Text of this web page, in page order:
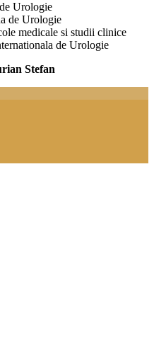
Urologie
de Urologie
medicale si studii clinice
de Urologie
Stefan